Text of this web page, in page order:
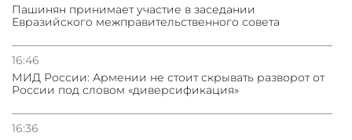
Пашинян принимает участие в заседании
Евразийского межправительственного совета
16:46
МИД России: Армении не стоит скрывать разворот от
России под словом «диверсификация»
16:36
31.07.2026
31.07.2026
условии прекращения огня